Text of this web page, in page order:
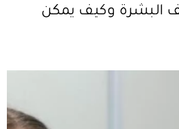
البشرة وكيف يمكن